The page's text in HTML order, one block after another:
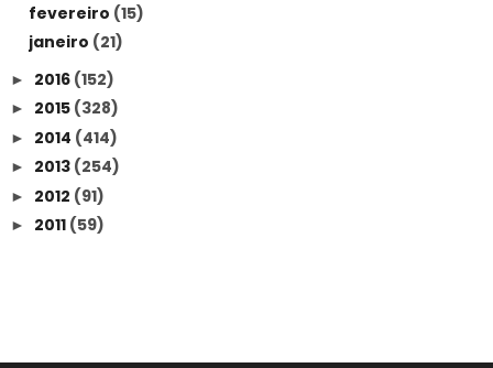
fevereiro (15)
janeiro (21)
► 2016 (152)
► 2015 (328)
► 2014 (414)
► 2013 (254)
► 2012 (91)
► 2011 (59)